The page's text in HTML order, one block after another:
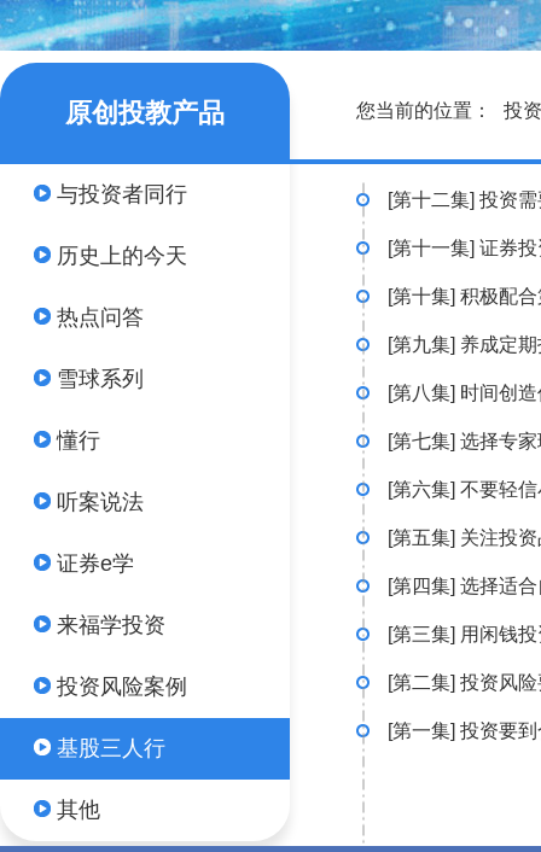
原创投教产品
与投资者同行
历史上的今天
热点问答
雪球系列
懂行
听案说法
证券e学
来福学投资
投资风险案例
基股三人行
其他
您当前的位置： 投
[第十二集] 投资
[第十一集] 证券
[第十集] 积极配
[第九集] 养成定
[第八集] 时间创
[第七集] 选择专
[第六集] 不要轻
[第五集] 关注投
[第四集] 选择适
[第三集] 用闲钱
[第二集] 投资风
[第一集] 投资要